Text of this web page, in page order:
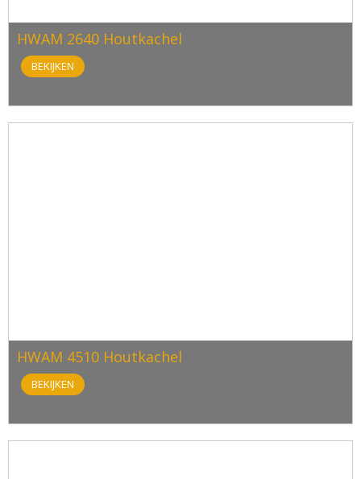
HWAM 2640 Houtkachel
BEKIJKEN
HWAM 4510 Houtkachel
BEKIJKEN